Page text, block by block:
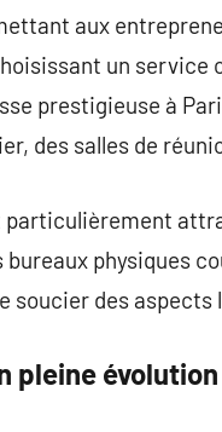
aux
un service
prestigieuse à
des salles de
particulièrement
bureaux physiques
soucier des
pleine évolution